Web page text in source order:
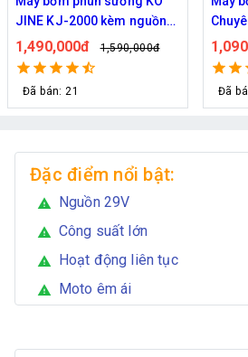
Chuyên phun sương tưới
cây
1,090,000đ 1,200,000đ
Đã bán: 34
Quốc
từ 30
Đã
Đặc điểm nổi bật:
warning Nguồn 29V
warning Công suất lớn
warning Hoạt động liên tục
warning Moto êm ái